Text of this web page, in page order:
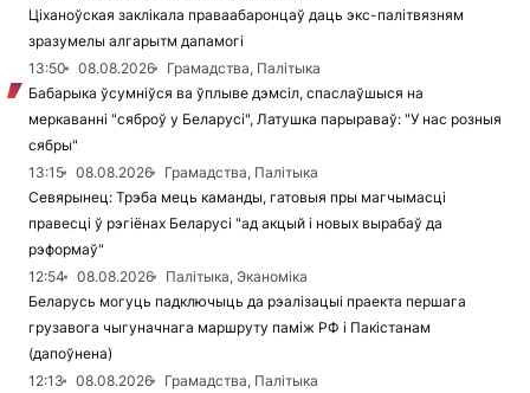
Ціханоўская заклікала праваабаронцаў даць экс-палітвязням
зразумелы алгарытм дапамогі
13:50
08.08.2026
Грамадства, Палітыка
Бабарыка ўсумніўся ва ўплыве дэмсіл, спаслаўшыся на
меркаванні "сяброў у Беларусі", Латушка парыраваў: "У нас розныя
сябры"
13:15
08.08.2026
Грамадства, Палітыка
Севярынец: Трэба мець каманды, гатовыя пры магчымасці
правесці ў рэгіёнах Беларусі "ад акцый і новых вырабаў да
рэформаў"
12:54
08.08.2026
Палітыка, Эканоміка
Беларусь могуць падключыць да рэалізацыі праекта першага
грузавога чыгуначнага маршруту паміж РФ і Пакістанам
(дапоўнена)
12:13
08.08.2026
Грамадства, Палітыка